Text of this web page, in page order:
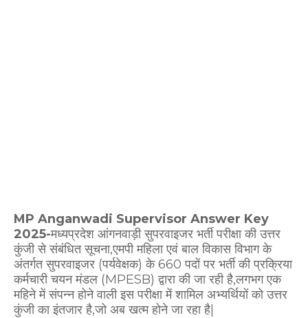
MP Anganwadi Supervisor Answer Key
2025-मध्यप्रदेश आंगनवाड़ी सुपरवाइजर भर्ती परीक्षा की उत्तर
कुंजी से संबंधित सूचना,एमपी महिला एवं बाल विकास विभाग के
अंतर्गत सुपरवाइजर (पर्यवेक्षक) के 660 पदों पर भर्ती की प्रक्रिया
कर्मचारी चयन मंडल (MPESB) द्वारा की जा रही है,लगभग एक
महिने में संपन्न होने वाली इस परीक्षा में शामिल अभ्यर्थियों को उत्तर
कुंजी का इंतजार है,जो अब खत्म होने जा रहा है|